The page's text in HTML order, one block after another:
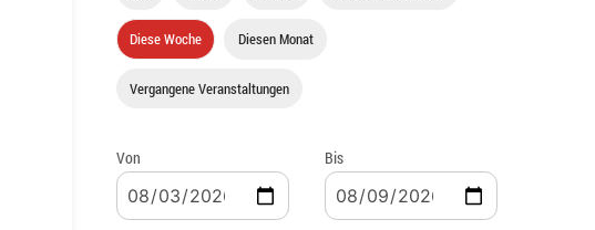
Diese Woche Diesen Monat
Vergangene Veranstaltungen
Von Bis